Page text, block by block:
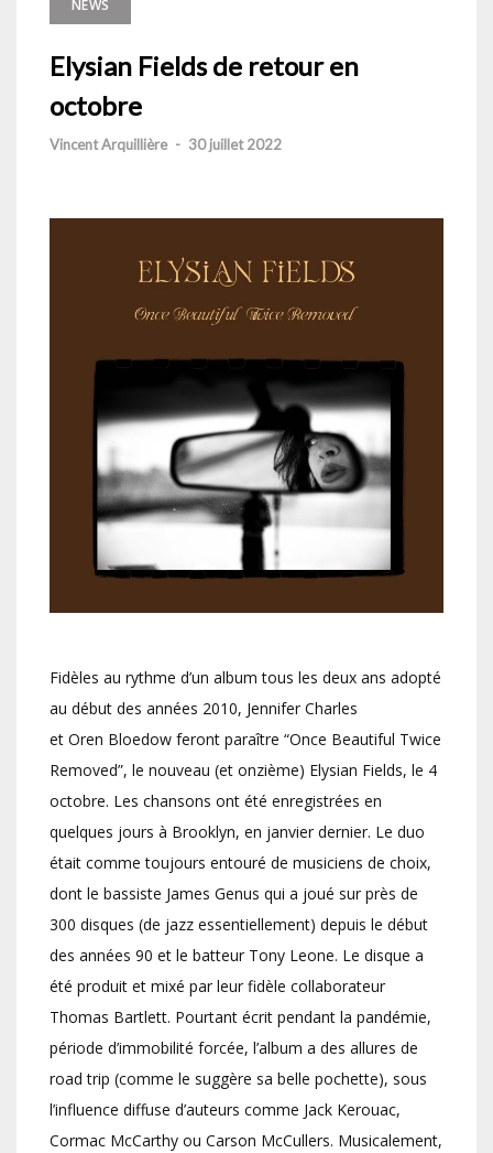
NEWS
Elysian Fields de retour en
octobre
Vincent Arquillière - 30 juillet 2022
Fidèles au rythme d’un album tous les deux ans adopté
au début des années 2010, Jennifer Charles
et Oren Bloedow feront paraître “Once Beautiful Twice
Removed”, le nouveau (et onzième) Elysian Fields, le 4
octobre. Les chansons ont été enregistrées en
quelques jours à Brooklyn, en janvier dernier. Le duo
était comme toujours entouré de musiciens de choix,
dont le bassiste James Genus qui a joué sur près de
300 disques (de jazz essentiellement) depuis le début
des années 90 et le batteur Tony Leone. Le disque a
été produit et mixé par leur fidèle collaborateur
Thomas Bartlett. Pourtant écrit pendant la pandémie,
période d’immobilité forcée, l’album a des allures de
road trip (comme le suggère sa belle pochette), sous
l’influence diffuse d’auteurs comme Jack Kerouac,
Cormac McCarthy ou Carson McCullers. Musicalement,